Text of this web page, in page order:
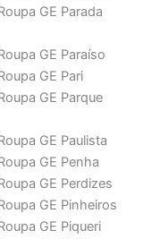
GE Parada
GE Paraíso
GE Pari
GE Parque
GE Paulista
GE Penha
GE Perdizes
GE Pinheiros
GE Piqueri